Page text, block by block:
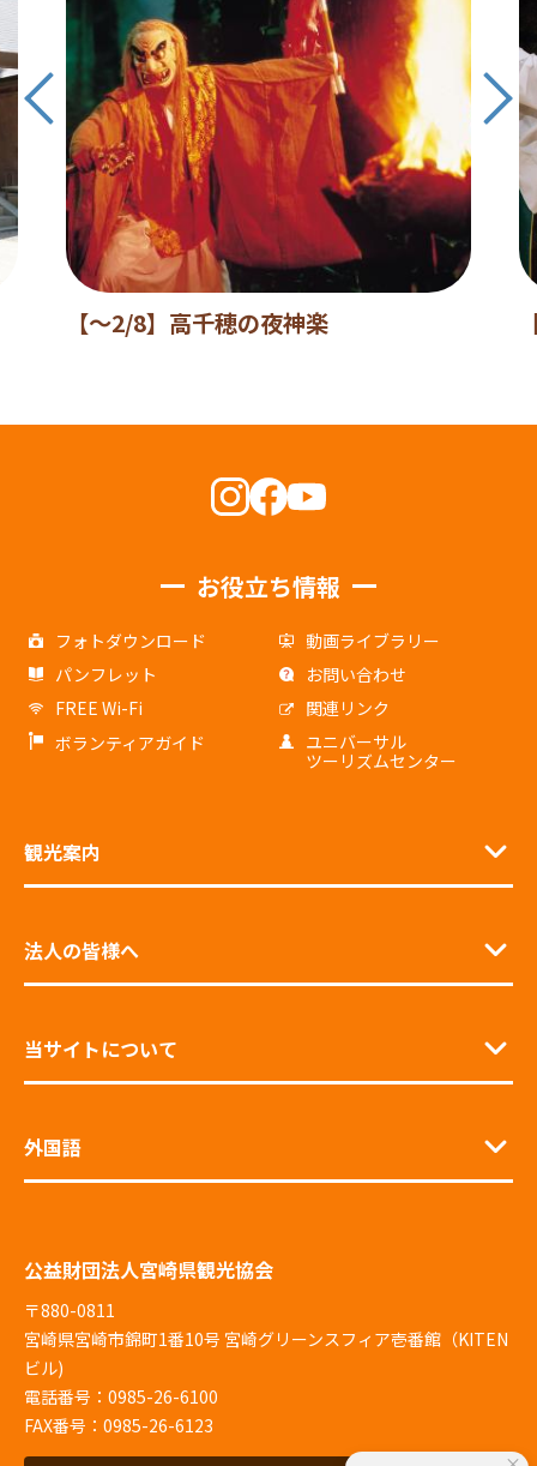
【～2/8】高千穂の夜神楽
お役立ち情報
フォトダウンロード
動画ライブラリー
パンフレット
お問い合わせ
FREE Wi-Fi
関連リンク
ボランティアガイド
ユニバーサル
ツーリズムセンター
観光案内
法人の皆様へ
当サイトについて
外国語
公益財団法人宮崎県観光協会
〒880-0811
宮崎県宮崎市錦町1番10号 宮崎グリーンスフィア壱番館（KITEN
ビル)
電話番号：0985-26-6100
FAX番号：0985-26-6123